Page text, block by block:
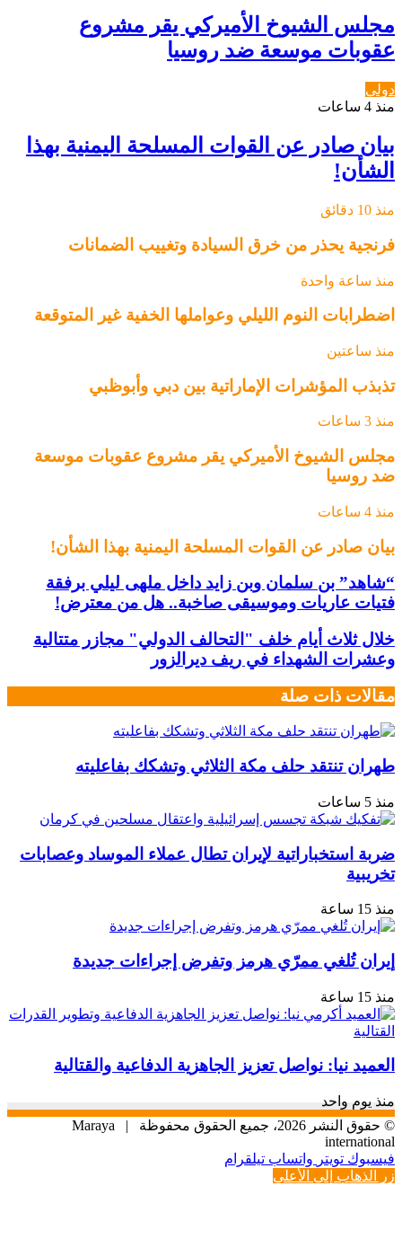
مجلس الشيوخ الأميركي يقر مشروع
عقوبات موسعة ضد روسيا
دولي
منذ 4 ساعات
بيان صادر عن القوات المسلحة اليمنية بهذا
الشأن!
منذ 10 دقائق
فرنجية يحذر من خرق السيادة وتغييب الضمانات
منذ ساعة واحدة
اضطرابات النوم الليلي وعواملها الخفية غير المتوقعة
منذ ساعتين
تذبذب المؤشرات الإماراتية بين دبي وأبوظبي
منذ 3 ساعات
مجلس الشيوخ الأميركي يقر مشروع عقوبات موسعة
ضد روسيا
منذ 4 ساعات
بيان صادر عن القوات المسلحة اليمنية بهذا الشأن!
“شاهد” بن سلمان وبن زايد داخل ملهى ليلي برفقة
فتيات عاريات وموسيقى صاخبة.. هل من معترض!
خلال ثلاث أيام خلف "التحالف الدولي" مجازر متتالية
وعشرات الشهداء في ريف ديرالزور
مقالات ذات صلة
طهران تنتقد حلف مكة الثلاثي وتشكك بفاعليته
منذ 5 ساعات
ضربة استخباراتية لإيران تطال عملاء الموساد وعصابات
تخريبية
منذ 15 ساعة
إيران تُلغي ممرّي هرمز وتفرض إجراءات جديدة
منذ 15 ساعة
العميد نيا: نواصل تعزيز الجاهزية الدفاعية والقتالية
منذ يوم واحد
© حقوق النشر 2026، جميع الحقوق محفوظة |
Maraya
international
فيسبوك تويتر واتساب تيلقرام
زر الذهاب إلى الأعلى